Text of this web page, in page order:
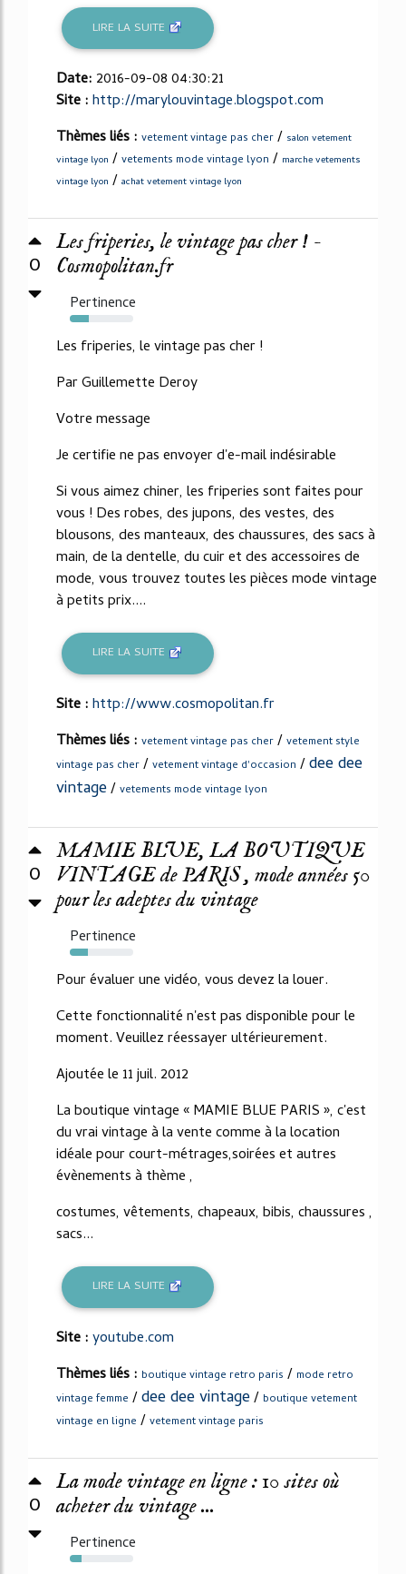
LIRE LA SUITE
Date: 2016-09-08 04:30:21
Site :http://marylouvintage.blogspot.com
Thèmes liés : vetement vintage pas cher / salon vetement
vintage lyon / vetements mode vintage lyon / marche vetements
vintage lyon / achat vetement vintage lyon
0
Les friperies, le vintage pas cher ! -
Cosmopolitan.fr
Pertinence
30%
Les friperies, le vintage pas cher !
Par Guillemette Deroy
Votre message
Je certifie ne pas envoyer d'e-mail indésirable
Si vous aimez chiner, les friperies sont faites pour
vous ! Des robes, des jupons, des vestes, des
blousons, des manteaux, des chaussures, des sacs à
main, de la dentelle, du cuir et des accessoires de
mode, vous trouvez toutes les pièces mode vintage
à petits prix....
LIRE LA SUITE
Site :http://www.cosmopolitan.fr
Thèmes liés : vetement vintage pas cher / vetement style
vintage pas cher / vetement vintage d'occasion /dee dee
vintage/ vetements mode vintage lyon
0
MAMIE BLUE, LA BOUTIQUE
VINTAGE de PARIS , mode années 50
pour les adeptes du vintage
Pertinence
29%
Pour évaluer une vidéo, vous devez la louer.
Cette fonctionnalité n'est pas disponible pour le
moment. Veuillez réessayer ultérieurement.
Ajoutée le 11 juil. 2012
La boutique vintage « MAMIE BLUE PARIS », c'est
du vrai vintage à la vente comme à la location
idéale pour court-métrages,soirées et autres
évènements à thème ,
costumes, vêtements, chapeaux, bibis, chaussures ,
sacs...
LIRE LA SUITE
Site :youtube.com
Thèmes liés : boutique vintage retro paris / mode retro
vintage femme /dee dee vintage/ boutique vetement
vintage en ligne / vetement vintage paris
0
La mode vintage en ligne : 10 sites où
acheter du vintage ...
Pertinence
19%